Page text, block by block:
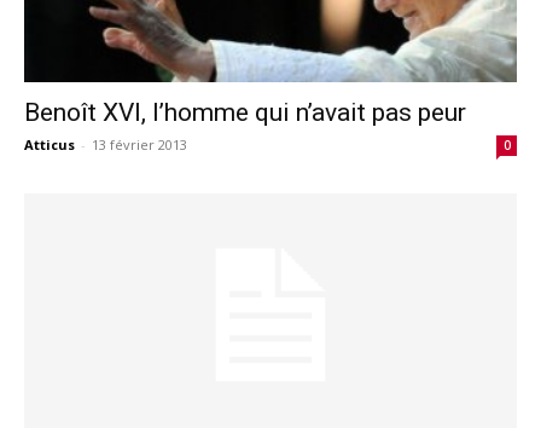
Benoît XVI, l’homme qui n’avait pas peur
Atticus - 13 février 2013 0